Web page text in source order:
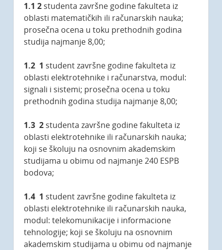
1.1 2 studenta završne godine fakulteta iz
oblasti matematičkih ili računarskih nauka;
prosečna ocena u toku prethodnih godina
studija najmanje 8,00;
1.2 1 student završne godine fakulteta iz
oblasti elektrotehnike i računarstva, modul:
signali i sistemi; prosečna ocena u toku
prethodnih godina studija najmanje 8,00;
1.3 2 studenta završne godine fakulteta iz
oblasti elektrotehnike ili računarskih nauka;
koji se školuju na osnovnim akademskim
studijama u obimu od najmanje 240 ESPB
bodova;
1.4 1 student završne godine fakulteta iz
oblasti elektrotehnike ili računarskih nauka,
modul: telekomunikacije i informacione
tehnologije; koji se školuju na osnovnim
akademskim studijama u obimu od najmanje